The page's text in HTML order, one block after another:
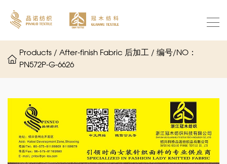
Products / After-finish Fabric 后加工 / 编号/NO：
PN572P-G-6626